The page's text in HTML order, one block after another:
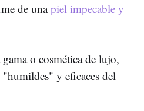
de unapiel impecable y
o cosmética de lujo,
y eficaces del